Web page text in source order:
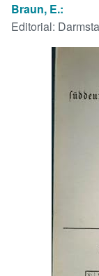
Colecciones
Arte y coleccionismo
Braun, E.:
Editorial: